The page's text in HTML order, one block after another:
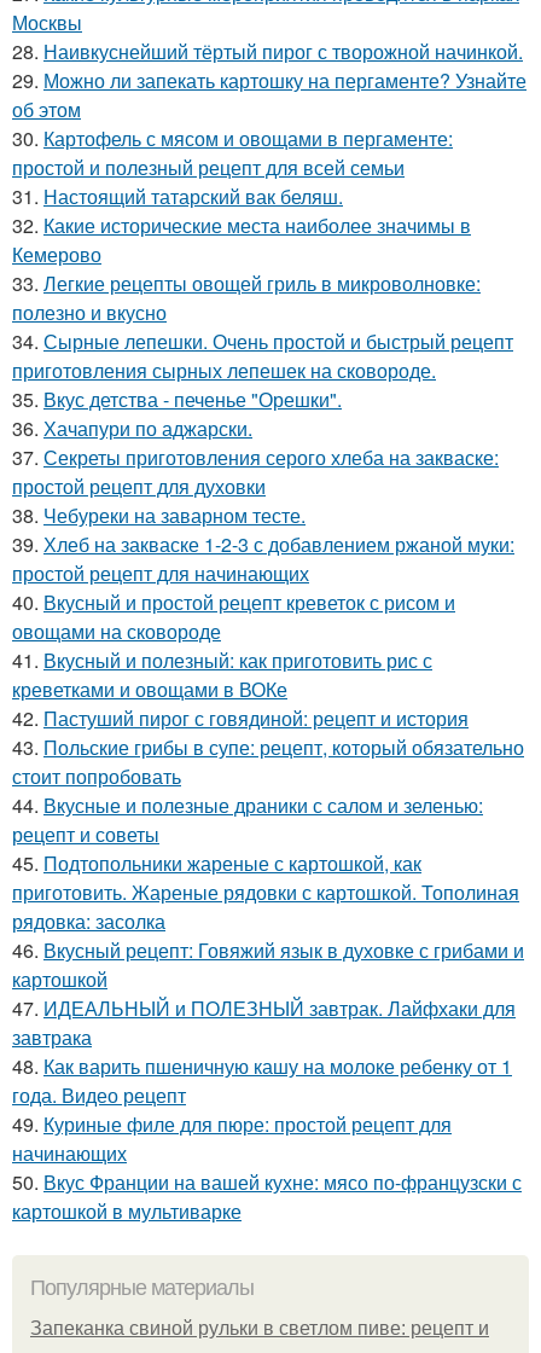
Москвы
28. Наивкуснейший тёртый пирог с творожной начинкой.
29. Можно ли запекать картошку на пергаменте? Узнайте
об этом
30. Картофель с мясом и овощами в пергаменте:
простой и полезный рецепт для всей семьи
31. Настоящий татарский вак беляш.
32. Какие исторические места наиболее значимы в
Кемерово
33. Легкие рецепты овощей гриль в микроволновке:
полезно и вкусно
34. Сырные лепешки. Очень простой и быстрый рецепт
приготовления сырных лепешек на сковороде.
35. Вкус детства - печенье "Орешки".
36. Хачапури по аджарски.
37. Секреты приготовления серого хлеба на закваске:
простой рецепт для духовки
38. Чебуреки на заварном тесте.
39. Хлеб на закваске 1-2-3 с добавлением ржаной муки:
простой рецепт для начинающих
40. Вкусный и простой рецепт креветок с рисом и
овощами на сковороде
41. Вкусный и полезный: как приготовить рис с
креветками и овощами в ВОКе
42. Пастуший пирог с говядиной: рецепт и история
43. Польские грибы в супе: рецепт, который обязательно
стоит попробовать
44. Вкусные и полезные драники с салом и зеленью:
рецепт и советы
45. Подтопольники жареные с картошкой, как
приготовить. Жареные рядовки с картошкой. Тополиная
рядовка: засолка
46. Вкусный рецепт: Говяжий язык в духовке с грибами и
картошкой
47. ИДЕАЛЬНЫЙ и ПОЛЕЗНЫЙ завтрак. Лайфхаки для
завтрака
48. Как варить пшеничную кашу на молоке ребенку от 1
года. Видео рецепт
49. Куриные филе для пюре: простой рецепт для
начинающих
50. Вкус Франции на вашей кухне: мясо по-французски с
картошкой в мультиварке
Популярные материалы
Запеканка свиной рульки в светлом пиве: рецепт и